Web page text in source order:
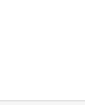
10 x 10 cm